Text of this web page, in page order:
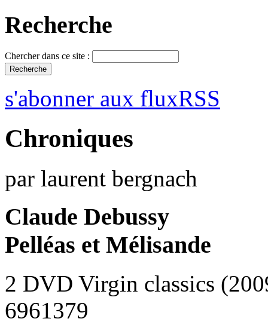
Recherche
Chercher dans ce site :
s'abonner aux fluxRSS
Chroniques
par laurent bergnach
Claude Debussy
Pelléas et Mélisande
2 DVD Virgin classics
6961379